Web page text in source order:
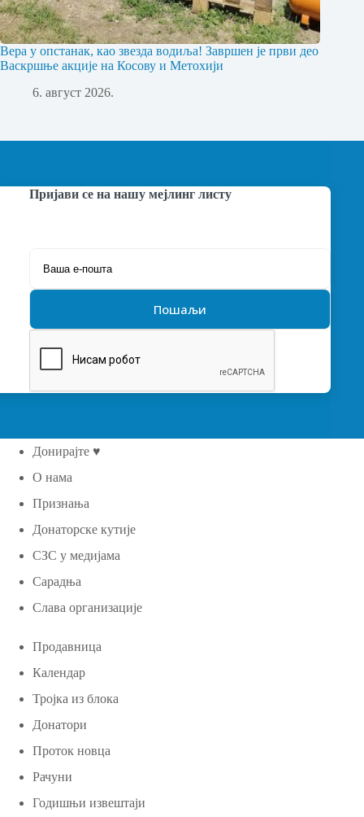
Вера у опстанак, као звезда водиља! Завршен је први део
Васкршње акције на Косову и Метохији
6. август 2026.
Пријави се на нашу мејлинг листу
Донирајте ♥
О нама
Признања
Донаторске кутије
СЗС у медијама
Сарадња
Слава организације
Продавница
Календар
Тројка из блока
Донатори
Проток новца
Рачуни
Годишњи извештаји